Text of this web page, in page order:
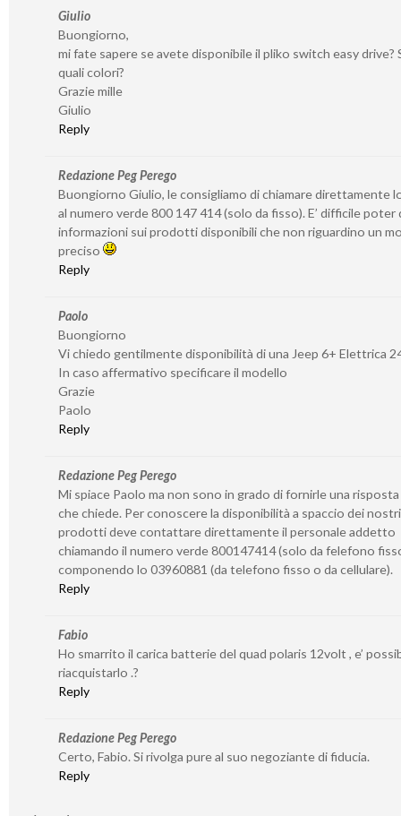
Giulio
Buongiorno,
mi fate sapere se avete disponibile il pliko switch easy drive?
quali colori?
Grazie mille
Giulio
Reply
Redazione Peg Perego
Buongiorno Giulio, le consigliamo di chiamare direttamente
al numero verde 800 147 414 (solo da fisso). E’ difficile poter
informazioni sui prodotti disponibili che non riguardino un
preciso
Reply
Paolo
Buongiorno
Vi chiedo gentilmente disponibilità di una Jeep 6+ Elettrica
In caso affermativo specificare il modello
Grazie
Paolo
Reply
Redazione Peg Perego
Mi spiace Paolo ma non sono in grado di fornirle una
che chiede. Per conoscere la disponibilità a spaccio dei nostri
prodotti deve contattare direttamente il personale addetto
chiamando il numero verde 800147414 (solo da felefono
componendo lo 03960881 (da telefono fisso o da cellulare).
Reply
Fabio
Ho smarrito il carica batterie del quad polaris 12volt , e’
riacquistarlo .?
Reply
Redazione Peg Perego
Certo, Fabio. Si rivolga pure al suo negoziante di fiducia.
Reply